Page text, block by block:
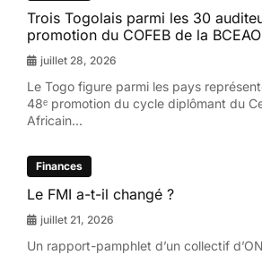
Trois Togolais parmi les 30
promotion du COFEB de la BCEAO
juillet 28, 2026
Le Togo figure parmi les pays
48ᵉ promotion du cycle diplômant du
Africain...
Finances
Le FMI a-t-il changé ?
juillet 21, 2026
Un rapport-pamphlet d’un collectif